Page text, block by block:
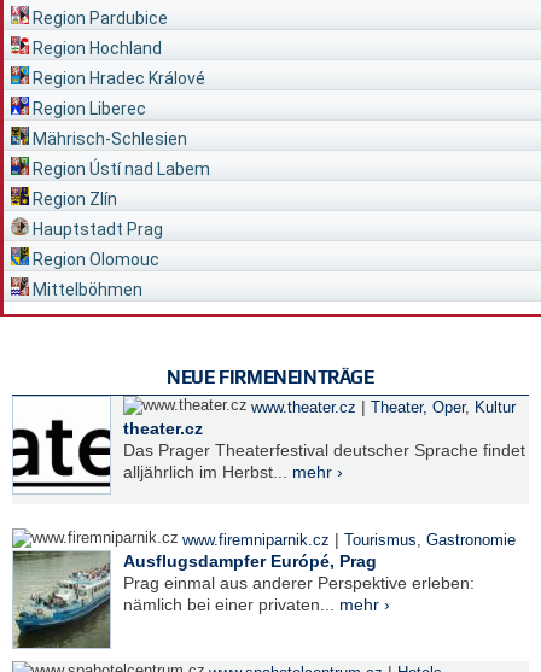
Region Pardubice
Region Hochland
Region Hradec Králové
Region Liberec
Mährisch-Schlesien
Region Ústí nad Labem
Region Zlín
Hauptstadt Prag
Region Olomouc
Mittelböhmen
NEUE FIRMENEINTRÄGE
www.theater.cz | Theater, Oper, Kultur
theater.cz
Das Prager Theaterfestival deutscher Sprache findet
alljährlich im Herbst... mehr ›
www.firemniparnik.cz | Tourismus, Gastronomie
Ausflugsdampfer Európé, Prag
Prag einmal aus anderer Perspektive erleben:
nämlich bei einer privaten... mehr ›